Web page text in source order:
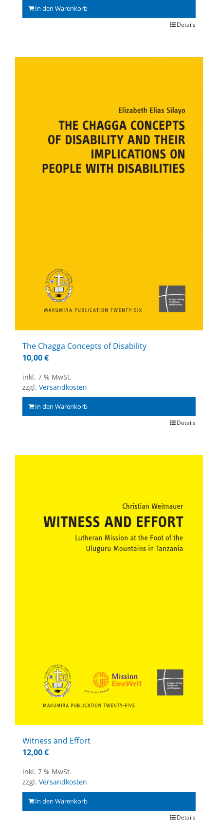
In den Warenkorb
Details
The Chag­ga Con­cepts of Di­sa­bi­li­ty
10,00€
inkl. 7 % MwSt.
zzgl. Versandkosten
In den Warenkorb
Details
Wit­ness and Ef­fort
12,00€
inkl. 7 % MwSt.
zzgl. Versandkosten
In den Warenkorb
Details